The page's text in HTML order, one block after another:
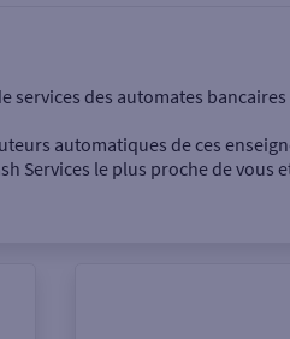
services des automates
automatiques de ces
Services le plus proche de